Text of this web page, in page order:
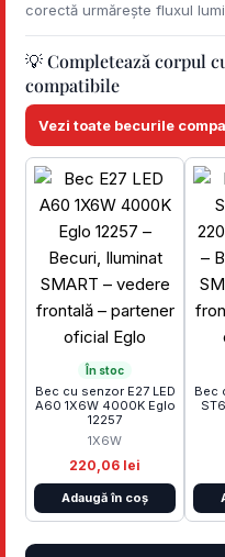
corectă urmărește fluxul
💡 Completează corpul
compatibile
Vezi toate becurile
În stoc
Bec cu senzor E27 LED
A60 1X6W 4000K Eglo
12257
1X6W
220,06 lei
Adaugă în coș
Bec